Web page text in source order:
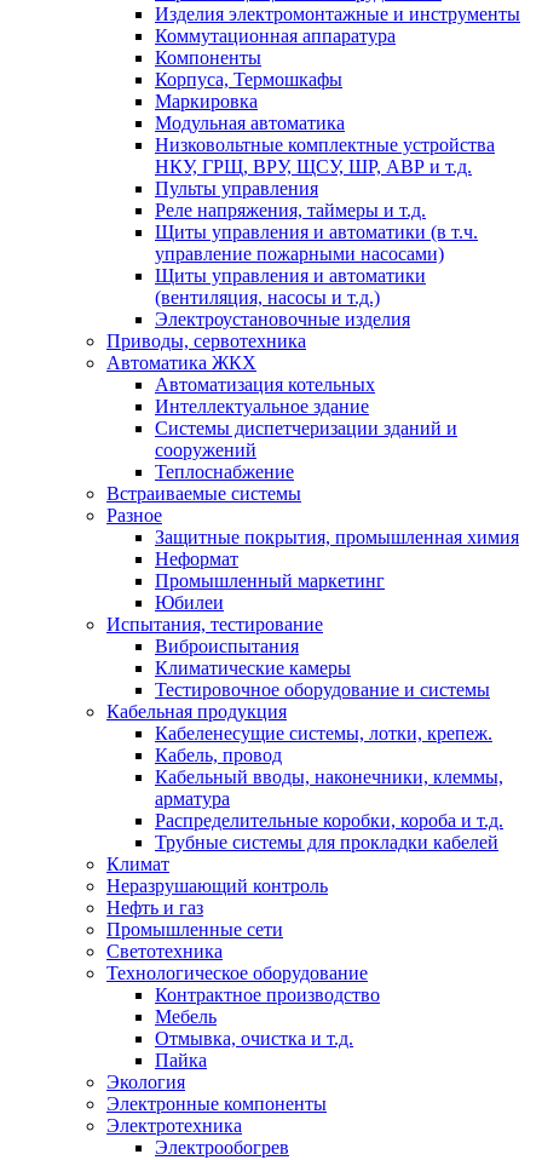
Изделия электромонтажные и инструменты
Коммутационная аппаратура
Компоненты
Корпуса, Термошкафы
Маркировка
Модульная автоматика
Низковольтные комплектные устройства
НКУ, ГРЩ, ВРУ, ЩСУ, ШР, АВР и т.д.
Пульты управления
Реле напряжения, таймеры и т.д.
Щиты управления и автоматики (в т.ч.
управление пожарными насосами)
Щиты управления и автоматики
(вентиляция, насосы и т.д.)
Электроустановочные изделия
Приводы, сервотехника
Автоматика ЖКХ
Автоматизация котельных
Интеллектуальное здание
Системы диспетчеризации зданий и
сооружений
Теплоснабжение
Встраиваемые системы
Разное
Защитные покрытия, промышленная химия
Неформат
Промышленный маркетинг
Юбилеи
Испытания, тестирование
Виброиспытания
Климатические камеры
Тестировочное оборудование и системы
Кабельная продукция
Кабеленесущие системы, лотки, крепеж.
Кабель, провод
Кабельный вводы, наконечники, клеммы,
арматура
Распределительные коробки, короба и т.д.
Трубные системы для прокладки кабелей
Климат
Неразрушающий контроль
Нефть и газ
Промышленные сети
Светотехника
Технологическое оборудование
Контрактное производство
Мебель
Отмывка, очистка и т.д.
Пайка
Экология
Электронные компоненты
Электротехника
Электрообогрев